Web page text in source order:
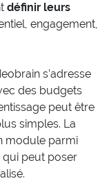
définir leurs
engagement,
s’adresse
des budgets
peut être
simples. La
module parmi
qui peut poser